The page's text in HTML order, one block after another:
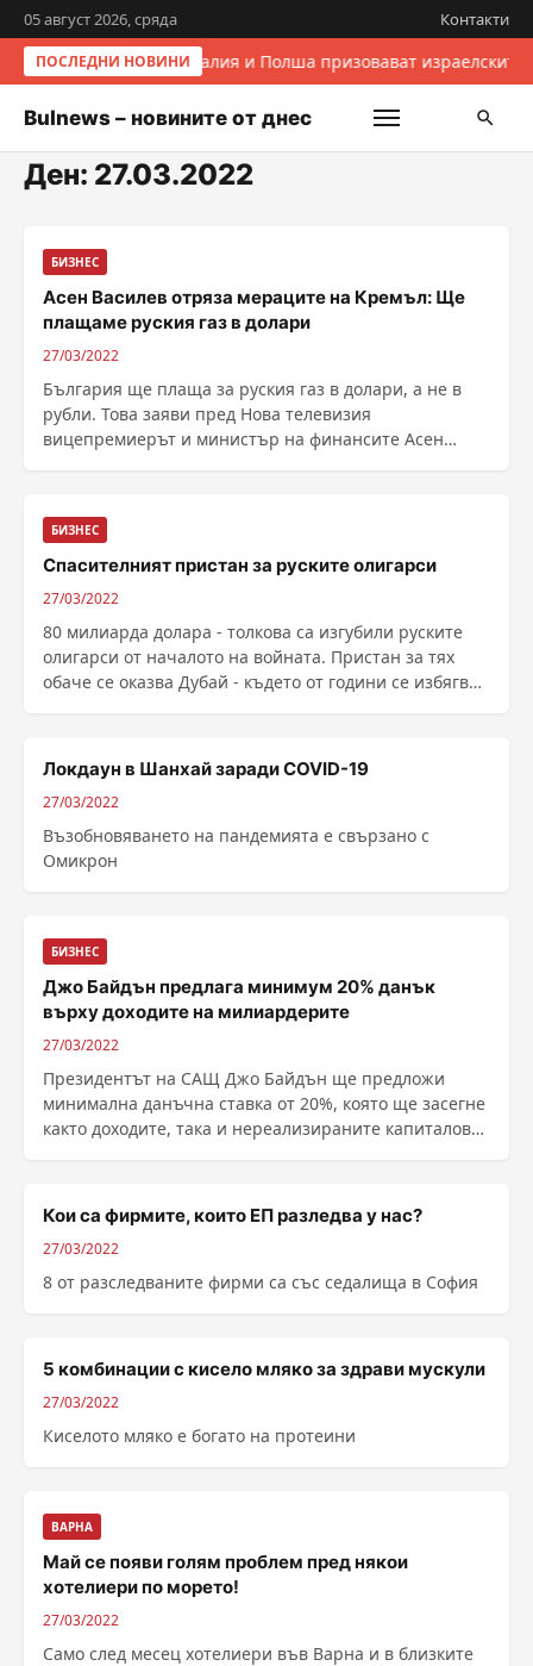
05 август 2026, сряда Контакти
ПОСЛЕДНИ НОВИНИИталия и Полша призовават
Bulnews – новините от днес
Ден: 27.03.2022
БИЗНЕС
Асен Василев отряза мераците на Кремъл: Ще
плащаме руския газ в долари
27/03/2022
България ще плаща за руския газ в долари, а не в
рубли. Това заяви пред Нова телевизия
вицепремиерът и министър на финансите Асен
БИЗНЕС
Спасителният пристан за руските олигарси
27/03/2022
80 милиарда долара - толкова са изгубили руските
олигарси от началото на войната. Пристан за тях
обаче се оказва Дубай - където от години се избягват
Локдаун в Шанхай заради COVID-19
27/03/2022
Възобновяването на пандемията е свързано с
Омикрон
БИЗНЕС
Джо Байдън предлага минимум 20% данък
върху доходите на милиардерите
27/03/2022
Президентът на САЩ Джо Байдън ще предложи
минимална данъчна ставка от 20%, която ще засегне
както доходите, така и нереализираните капиталови
Кои са фирмите, които ЕП разледва у нас?
27/03/2022
8 от разследваните фирми са със седалища в София
5 комбинации с кисело мляко за здрави мускули
27/03/2022
Киселото мляко е богато на протеини
ВАРНА
Май се появи голям проблем пред някои
хотелиери по морето!
27/03/2022
Само след месец хотелиери във Варна и в близките